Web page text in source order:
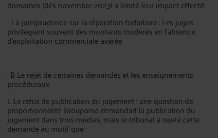
domaines (dès novembre 2023) a limité leur impact effectif.
- La jurisprudence sur la réparation forfaitaire : Les juges
privilégient souvent des montants modérés en l’absence
d’exploitation commerciale avérée
. B Le rejet de certaines demandes et les enseignements
procéduraux
1. Le refus de publication du jugement : une question de
proportionnalité Groupama demandait la publication du
jugement dans trois médias, mais le tribunal a rejeté cette
demande au motif que :